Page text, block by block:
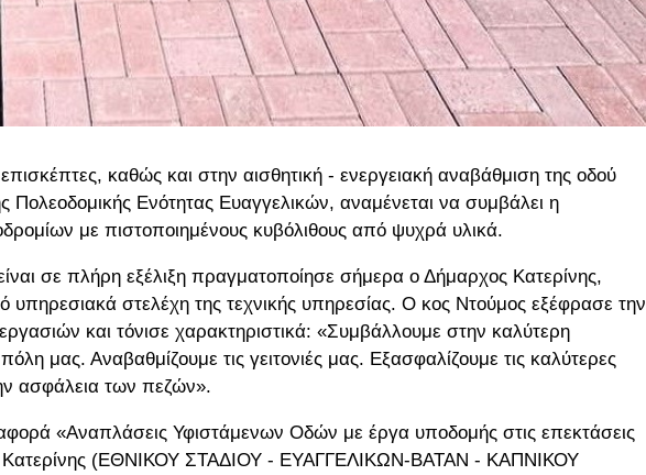
καθώς και στην αισθητική - ενεργειακή αναβάθμιση της οδού
Πολεοδομικής Ενότητας Ευαγγελικών, αναμένεται να συμβάλει η
με πιστοποιημένους κυβόλιθους από ψυχρά υλικά.
σε πλήρη εξέλιξη πραγματοποίησε σήμερα ο Δήμαρχος Κατερίνης,
στελέχη της τεχνικής υπηρεσίας. Ο κος Ντούμος εξέφρασε την
και τόνισε χαρακτηριστικά: «Συμβάλλουμε στην καλύτερη
μας. Αναβαθμίζουμε τις γειτονιές μας. Εξασφαλίζουμε τις καλύτερες
ασφάλεια των πεζών».
«Αναπλάσεις Υφιστάμενων Οδών με έργα υποδομής στις επεκτάσεις
Κατερίνης (ΕΘΝΙΚΟΥ ΣΤΑΔΙΟΥ - ΕΥΑΓΓΕΛΙΚΩΝ-ΒΑΤΑΝ - ΚΑΠΝΙΚΟΥ